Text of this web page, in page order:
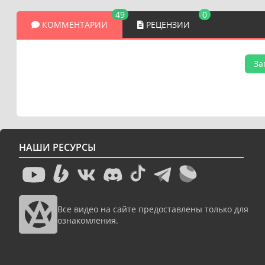
КОММЕНТАРИИ
49
РЕЦЕНЗИИ
0
НАШИ РЕСУРСЫ
Все видео на сайте предоставлены только для
ознакомления.